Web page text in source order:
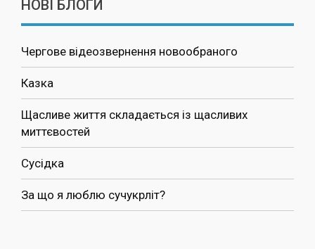
НОВІ БЛОГИ
Чергове відеозвернення новообраного
Казка
Щасливе життя складається із щасливих
миттєвостей
Сусідка
За що я люблю сучукрліт?